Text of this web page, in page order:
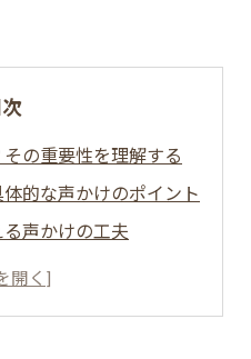
次
の重要性を理解する
的な声かけのポイント
声かけの工夫
実践する成功事例